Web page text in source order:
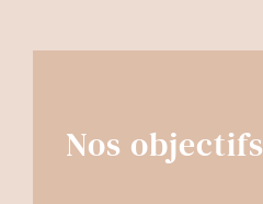
Nos objectifs